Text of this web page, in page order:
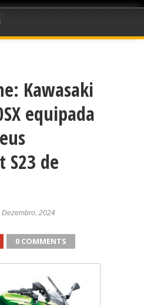
Kawasaki
equipada
S23 de
Dezembro, 2024
0 COMMENTS